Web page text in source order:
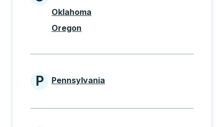
States beginning with O
Oklahoma
Oregon
States beginning with P
P Pennsylvania